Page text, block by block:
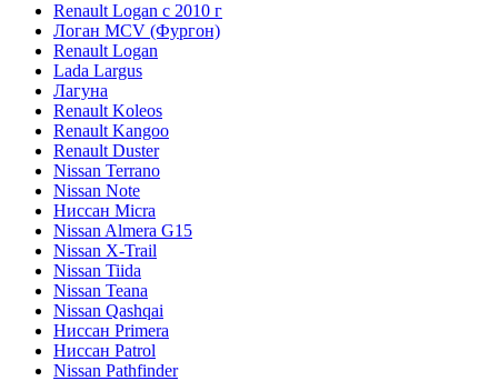
Renault Logan c 2010 г
Логан МСV (Фургон)
Renault Logan
Lada Largus
Лагуна
Renault Koleos
Renault Kangoo
Renault Duster
Nissan Terrano
Nissan Note
Ниссан Micra
Nissan Almera G15
Nissan X-Trail
Nissan Tiida
Nissan Teana
Nissan Qashqai
Ниссан Primera
Ниссан Patrol
Nissan Pathfinder